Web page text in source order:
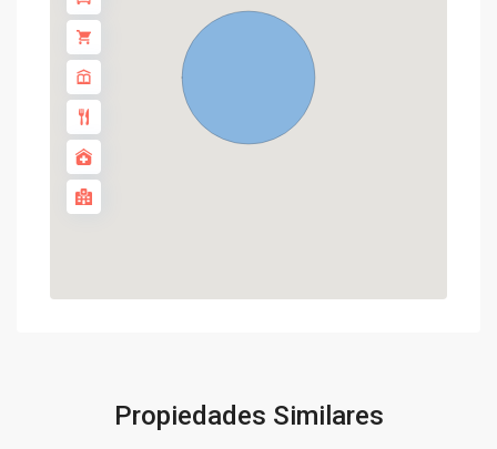
Propiedades Similares